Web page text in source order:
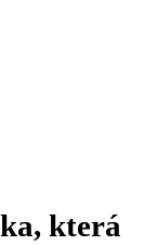
která